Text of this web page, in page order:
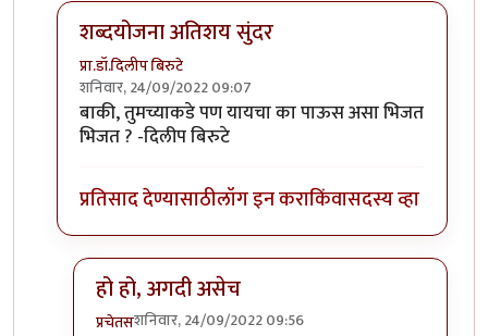
शब्दयोजना अतिशय सुंदर
प्रा.डॉ.दिलीप बिरुटे
शनिवार, 24/09/2022 09:07
In reply toअहाहा, अतीव सुंदर शब्दयोजना.byप्रचेतस
बाकी, तुमच्याकडे पण यायचा का पाऊस असा भिजत
भिजत ? -दिलीप बिरुटे
प्रतिसाद देण्यासाठीलॉग इन कराकिंवासदस्य व्हा
हो हो, अगदी असेच
प्रचेतसशनिवार, 24/09/2022 09:56